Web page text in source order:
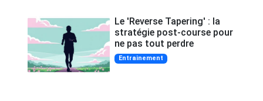
Le 'Reverse Tapering' : la
stratégie post-course pour
ne pas tout perdre
Entrainement